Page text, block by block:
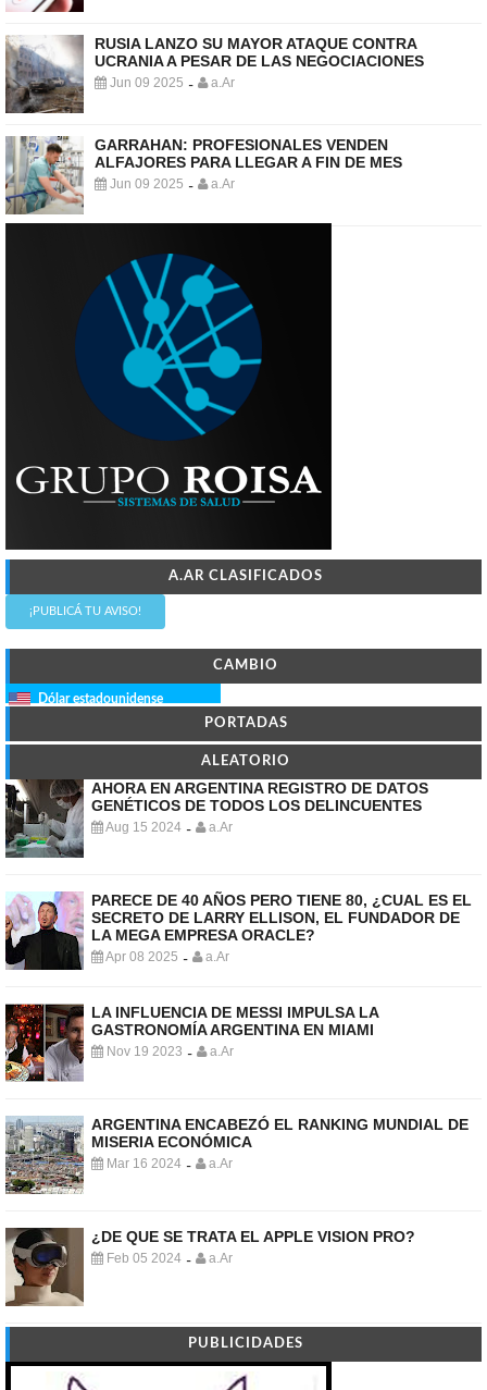
RUSIA LANZO SU MAYOR ATAQUE CONTRA
UCRANIA A PESAR DE LAS NEGOCIACIONES
Jun 09 2025 - a.Ar
GARRAHAN: PROFESIONALES VENDEN
ALFAJORES PARA LLEGAR A FIN DE MES
Jun 09 2025 - a.Ar
A.AR CLASIFICADOS
¡PUBLICÁ TU AVISO!
CAMBIO
Dólar estadounidense
PORTADAS
ALEATORIO
AHORA EN ARGENTINA REGISTRO DE DATOS
GENÉTICOS DE TODOS LOS DELINCUENTES
Aug 15 2024 - a.Ar
PARECE DE 40 AÑOS PERO TIENE 80, ¿CUAL ES EL
SECRETO DE LARRY ELLISON, EL FUNDADOR DE
LA MEGA EMPRESA ORACLE?
Apr 08 2025 - a.Ar
LA INFLUENCIA DE MESSI IMPULSA LA
GASTRONOMÍA ARGENTINA EN MIAMI
Nov 19 2023 - a.Ar
ARGENTINA ENCABEZÓ EL RANKING MUNDIAL DE
MISERIA ECONÓMICA
Mar 16 2024 - a.Ar
¿DE QUE SE TRATA EL APPLE VISION PRO?
Feb 05 2024 - a.Ar
PUBLICIDADES